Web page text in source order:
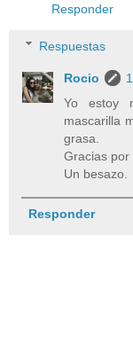
Responder
Respuestas
Rocio
Yo estoy
mascarilla
grasa.
Gracias por
Un besazo.
Responder